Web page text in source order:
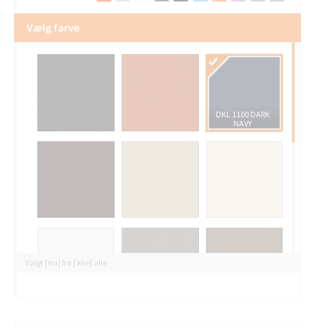
Vælg farve
DKL 1100 DARK
NAVY
Valgt [nu] fra [alle] alle